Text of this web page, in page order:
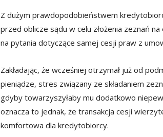
Z dużym prawdopodobieństwem
przed oblicze sądu w celu złożenia zeznań
na pytania dotyczące samej cesji praw z
Zakładając, że wcześniej otrzymał już od
pieniądze, stres związany ze składaniem
gdyby towarzyszyłaby mu dodatkowo
oznacza to jednak, że transakcja cesji
komfortowa dla kredytobiorcy.